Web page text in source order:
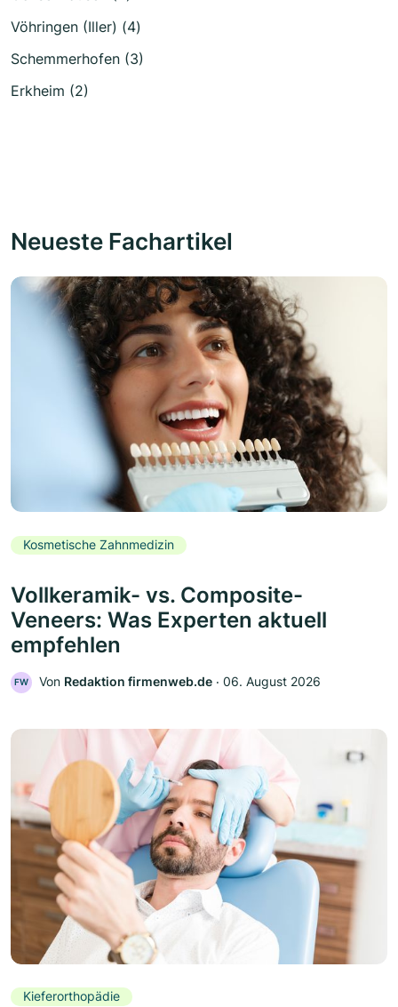
Vöhringen (Iller) (4)
Schemmerhofen (3)
Erkheim (2)
Neueste Fachartikel
Kosmetische Zahnmedizin
Vollkeramik- vs. Composite-
Veneers: Was Experten aktuell
empfehlen
FW Von Redaktion firmenweb.de ‧ 06. August 2026
Kieferorthopädie